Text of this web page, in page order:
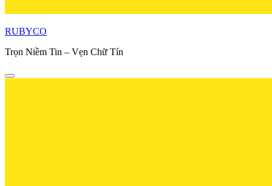
RUBYCO
Trọn Niềm Tin – Vẹn Chữ Tín